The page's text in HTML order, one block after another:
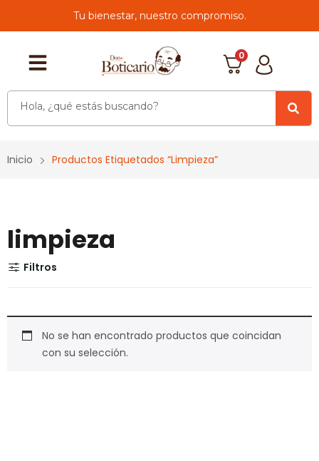
Tu bienestar, nuestro compromiso.
0
Inicio Productos Etiquetados “limpieza”
limpieza
Filtros
No se han encontrado productos que coincidan
con su selección.